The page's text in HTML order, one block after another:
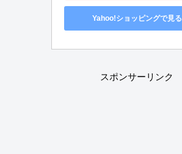
Yahoo!ショッピングで見る
スポンサーリンク